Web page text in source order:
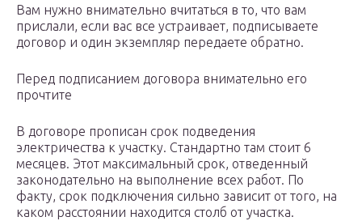
Вам нужно внимательно вчитаться в то, что вам
прислали, если вас все устраивает, подписываете
договор и один экземпляр передаете обратно.
Перед подписанием договора внимательно его
прочтите
В договоре прописан срок подведения
электричества к участку. Стандартно там стоит 6
месяцев. Этот максимальный срок, отведенный
законодательно на выполнение всех работ. По
факту, срок подключения сильно зависит от того, на
каком расстоянии находится столб от участка.